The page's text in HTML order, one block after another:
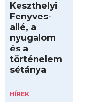
Keszthelyi
Fenyves-
allé, a
nyugalom
és a
történelem
sétánya
HÍREK